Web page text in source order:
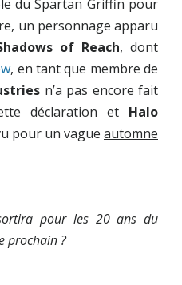
du Spartan Griffin pour
un personnage apparu
of Reach, dont
, en tant que membre de
n’a pas encore fait
déclaration et Halo
pour un vague automne
pour les 20 ans du
prochain ?